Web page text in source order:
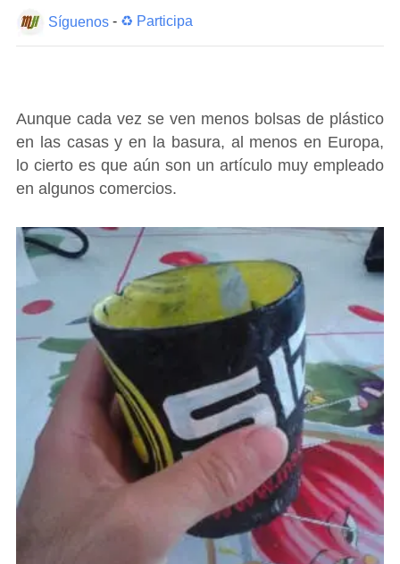
Síguenos- ♻ Participa
Aunque cada vez se ven menos bolsas de plástico
en las casas y en la basura, al menos en Europa,
lo cierto es que aún son un artículo muy empleado
en algunos comercios.